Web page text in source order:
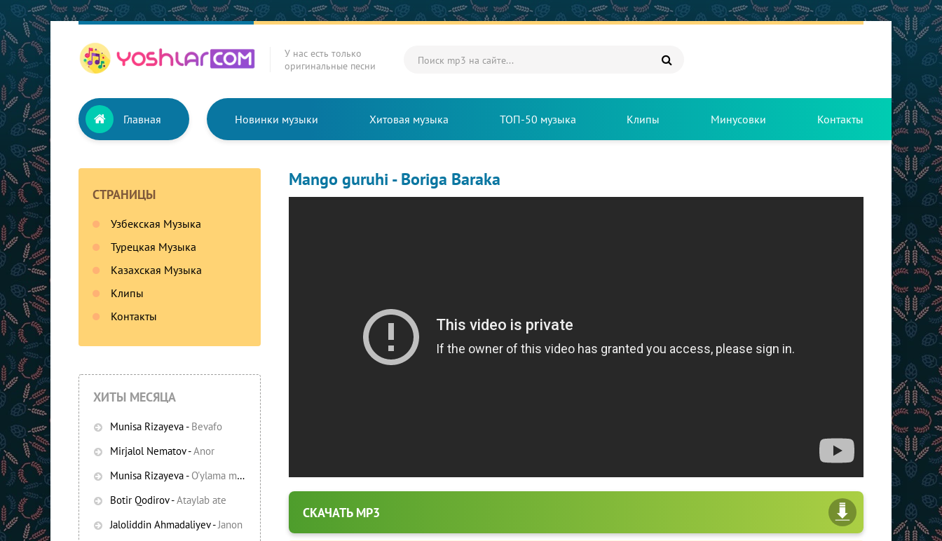
У нас есть только
оригинальные песни
Главная Новинки музыки Хитовая музыка ТОП-50 музыка Клипы Минусовки Контакты
СТРАНИЦЫ
Узбекская Музыка
Турецкая Музыка
Казахская Музыка
Клипы
Контакты
ХИТЫ МЕСЯЦА
Munisa Rizayeva- Bevafo
Mirjalol Nematov-Anor
Munisa Rizayeva- O'ylama mani
Botir Qodirov-Ataylab ate
Jaloliddin Ahmadaliyev-Janon
Mango guruhi - Boriga Baraka
СКАЧАТЬ MP3
-Bezori
Oshiq edim